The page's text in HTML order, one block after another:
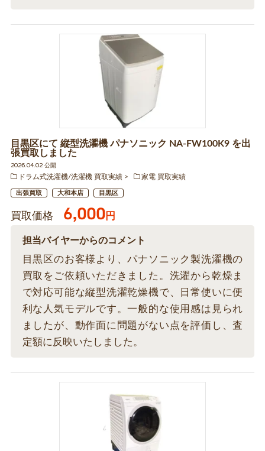
目黒区にて 縦型洗濯機 パナソニック NA-FW100K9 を出
張買取しました
2026.04.02 公開
ドラム式洗濯機/洗濯機 買取実績
家電 買取実績
出張買取 大和本店 目黒区
買取価格 6,000円
担当バイヤーからのコメント
目黒区のお客様より、パナソニック製洗濯機の
買取をご依頼いただきました。洗濯から乾燥ま
で対応可能な縦型洗濯乾燥機で、日常使いに便
利な人気モデルです。一般的な使用感は見られ
ましたが、動作面に問題がない点を評価し、査
定額に反映いたしました。